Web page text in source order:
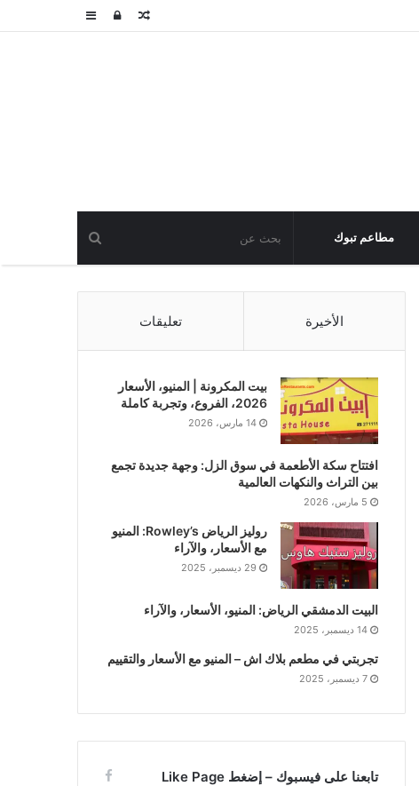
عمودتسجيلمقال
مطاعم تبوك
الأخيرة تعليقات
بيت المكرونة | المنيو، الأسعار
2026، الفروع، وتجربة كاملة
14 مارس، 2026
افتتاح سكة الأطعمة في سوق الزل: وجهة جديدة تجمع
بين التراث والنكهات العالمية
5 مارس، 2026
روليز الرياض Rowley’s: المنيو
مع الأسعار، والآراء
29 ديسمبر، 2025
البيت الدمشقي الرياض: المنيو، الأسعار، والآراء
14 ديسمبر، 2025
تجربتي في مطعم بلاك اش – المنيو مع الأسعار والتقييم
7 ديسمبر، 2025
تابعنا على فيسبوك – إضغط Like Page